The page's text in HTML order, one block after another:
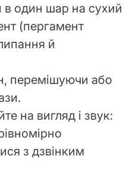
в один шар на сухий
(пергамент
й
перемішуючи або
на вигляд і звук:
з дзвінким